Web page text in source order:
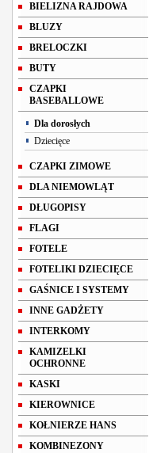
BIELIZNA RAJDOWA
BLUZY
BRELOCZKI
BUTY
CZAPKI
BASEBALLOWE
Dla dorosłych
Dziecięce
CZAPKI ZIMOWE
DLA NIEMOWLĄT
DŁUGOPISY
FLAGI
FOTELE
FOTELIKI DZIECIĘCE
GAŚNICE I SYSTEMY
INNE GADŻETY
INTERKOMY
KAMIZELKI
OCHRONNE
KASKI
KIEROWNICE
KOŁNIERZE HANS
KOMBINEZONY